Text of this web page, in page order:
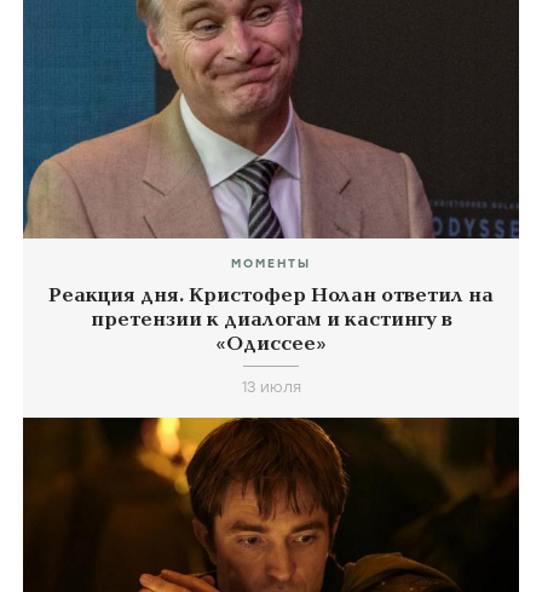
МОМЕНТЫ
Реакция дня. Кристофер Нолан ответил на
претензии к диалогам и кастингу в
«Одиссее»
13 июля